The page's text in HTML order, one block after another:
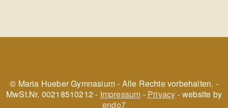
© Maria Hueber Gymnasium - Alle Rechte vorbehalten. -
MwSt.Nr. 00218510212 - Impressum - Privacy - website by
endo7